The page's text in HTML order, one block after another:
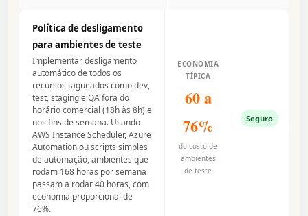
Política de desligamento
para ambientes de teste
Implementar desligamento
automático de todos os
recursos tagueados como dev,
test, staging e QA fora do
horário comercial (18h às 8h) e
nos fins de semana. Usando
AWS Instance Scheduler, Azure
Automation ou scripts simples
de automação, ambientes que
rodam 168 horas por semana
passam a rodar 40 horas, com
economia proporcional de
76%.
ECONOMIA
TÍPICA
60 a
76%
do custo de
ambientes
de teste
Seguro